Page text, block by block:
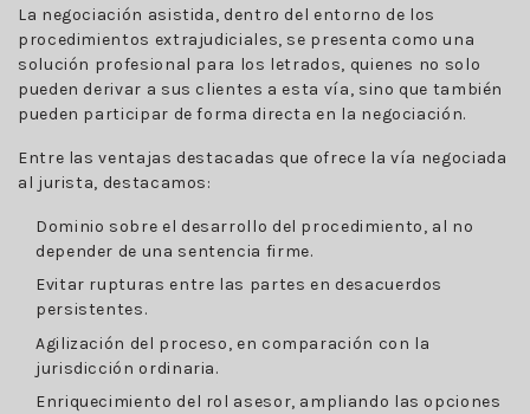
La negociación asistida, dentro del entorno de los
procedimientos extrajudiciales, se presenta como una
solución profesional para los letrados, quienes no solo
pueden derivar a sus clientes a esta vía, sino que también
pueden participar de forma directa en la negociación.
Entre las ventajas destacadas que ofrece la vía negociada
al jurista, destacamos:
Dominio sobre el desarrollo del procedimiento, al no
depender de una sentencia firme.
Evitar rupturas entre las partes en desacuerdos
persistentes.
Agilización del proceso, en comparación con la
jurisdicción ordinaria.
Enriquecimiento del rol asesor, ampliando las opciones